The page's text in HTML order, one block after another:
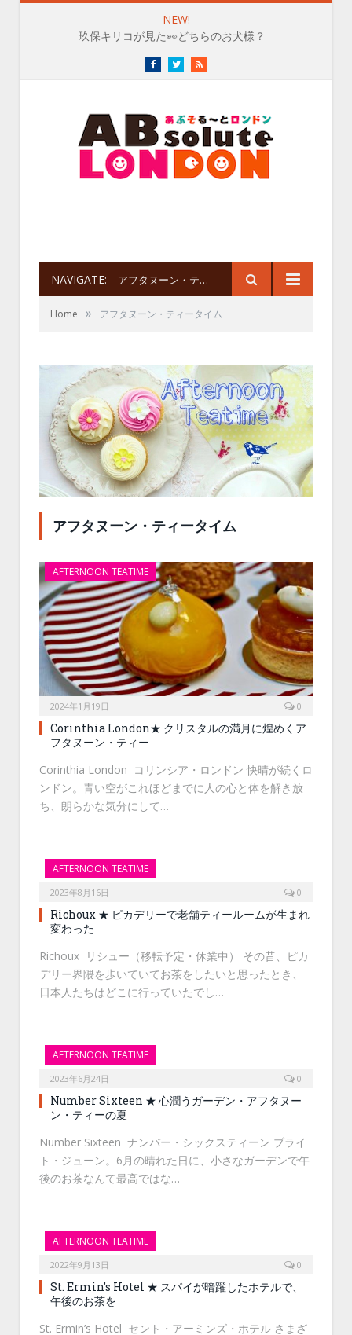
NEW!
玖保キリコが見た👀どちらのお犬様？
FacebookTwitterRSS
NAVIGATE: アフタヌーン・ティータイム
Home » アフタヌーン・ティータイム
アフタヌーン・ティータイム
AFTERNOON TEATIME
2024年1月19日 0
Corinthia London★ クリスタルの満月に煌めくア
フタヌーン・ティー
Corinthia London コリンシア・ロンドン 快晴が続くロ
ンドン。青い空がこれほどまでに人の心と体を解き放
ち、朗らかな気分にして…
AFTERNOON TEATIME
2023年8月16日 0
Richoux ★ ピカデリーで老舗ティールームが生まれ
変わった
Richoux リシュー（移転予定・休業中） その昔、ピカ
デリー界隈を歩いていてお茶をしたいと思ったとき、
日本人たちはどこに行っていたでし…
AFTERNOON TEATIME
2023年6月24日 0
Number Sixteen ★ 心潤うガーデン・アフタヌー
ン・ティーの夏
Number Sixteen ナンバー・シックスティーン ブライ
ト・ジューン。6月の晴れた日に、小さなガーデンで午
後のお茶なんて最高ではな…
AFTERNOON TEATIME
2022年9月13日 0
St. Ermin’s Hotel ★ スパイが暗躍したホテルで、
午後のお茶を
St. Ermin’s Hotel セント・アーミンズ・ホテル さまざ